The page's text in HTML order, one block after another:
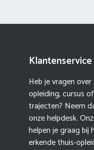
Klantenservice
Heb je vragen
opleiding, cursus
trajecten? Neem
onze helpdesk.
helpen je graag bij
erkende thuis-